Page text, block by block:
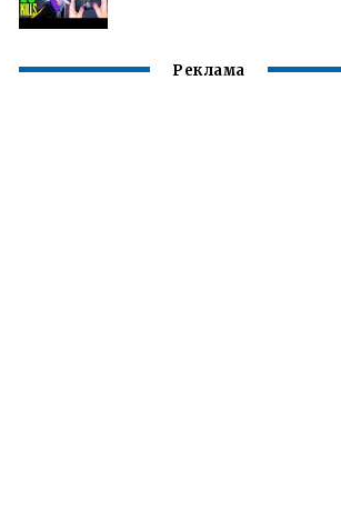
Реклама